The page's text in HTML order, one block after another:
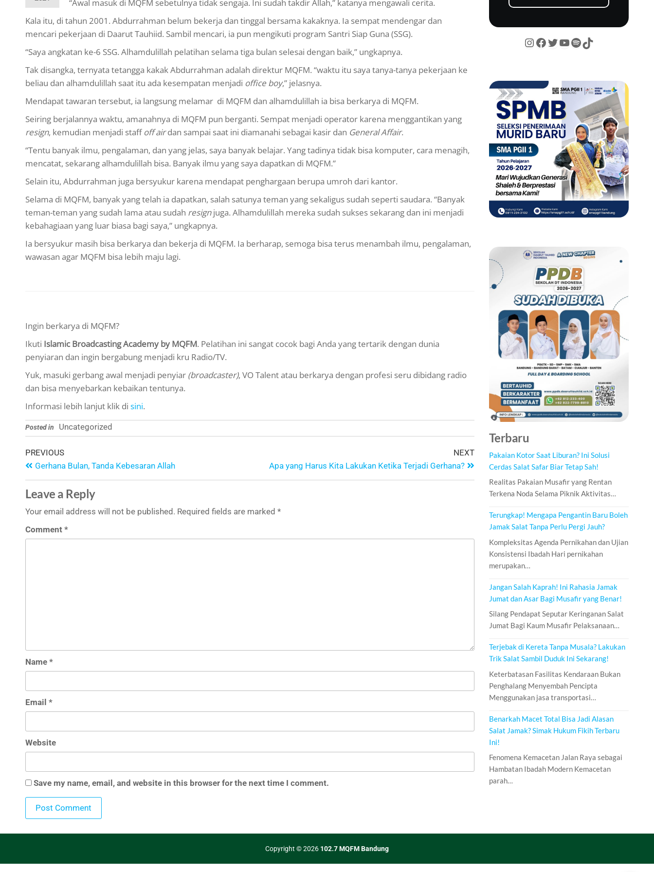
“Awal masuk di MQFM sebetulnya tidak sengaja. Ini sudah takdir Allah,” katanya mengawali cerita.
Kala itu, di tahun 2001. Abdurrahman belum bekerja dan tinggal bersama kakaknya. Ia sempat mendengar dan
mencari pekerjaan di Daarut Tauhiid. Sambil mencari, ia pun mengikuti program Santri Siap Guna (SSG).
“Saya angkatan ke-6 SSG. Alhamdulillah pelatihan selama tiga bulan selesai dengan baik,” ungkapnya.
Tak disangka, ternyata tetangga kakak Abdurrahman adalah direktur MQFM. “waktu itu saya tanya-tanya pekerjaan ke
beliau dan alhamdulillah saat itu ada kesempatan menjadi office boy,” jelasnya.
Mendapat tawaran tersebut, ia langsung melamar di MQFM dan alhamdulillah ia bisa berkarya di MQFM.
Seiring berjalannya waktu, amanahnya di MQFM pun berganti. Sempat menjadi operator karena menggantikan yang
resign, kemudian menjadi staff off airdan sampai saat ini diamanahi sebagai kasir dan General Affair.
“Tentu banyak ilmu, pengalaman, dan yang jelas, saya banyak belajar. Yang tadinya tidak bisa komputer, cara menagih,
mencatat, sekarang alhamdulillah bisa. Banyak ilmu yang saya dapatkan di MQFM.”
Selain itu, Abdurrahman juga bersyukur karena mendapat penghargaan berupa umroh dari kantor.
Selama di MQFM, banyak yang telah ia dapatkan, salah satunya teman yang sekaligus sudah seperti saudara. “Banyak
teman-teman yang sudah lama atau sudah resignjuga. Alhamdulillah mereka sudah sukses sekarang dan ini menjadi
kebahagiaan yang luar biasa bagi saya,” ungkapnya.
Ia bersyukur masih bisa berkarya dan bekerja di MQFM. Ia berharap, semoga bisa terus menambah ilmu, pengalaman,
wawasan agar MQFM bisa lebih maju lagi.
Ingin berkarya di MQFM?
Ikuti Islamic Broadcasting Academy by MQFM. Pelatihan ini sangat cocok bagi Anda yang tertarik dengan dunia
penyiaran dan ingin bergabung menjadi kru Radio/TV.
Yuk, masuki gerbang awal menjadi penyiar (broadcaster), VO Talent atau berkarya dengan profesi seru dibidang radio
dan bisa menyebarkan kebaikan tentunya.
Informasi lebih lanjut klik di sini.
Posted in Uncategorized
PREVIOUS
Gerhana Bulan, Tanda Kebesaran Allah
NEXT
Apa yang Harus Kita Lakukan Ketika Terjadi Gerhana?
Leave a Reply
Your email address will not be published. Required fields are marked *
Comment *
Name *
Email *
Website
Save my name, email, and website in this browser for the next time I comment.
Terbaru
Pakaian Kotor Saat Liburan? Ini Solusi
Cerdas Salat Safar Biar Tetap Sah!
Realitas Pakaian Musafir yang Rentan
Terkena Noda Selama Piknik Aktivitas…
Terungkap! Mengapa Pengantin Baru Boleh
Jamak Salat Tanpa Perlu Pergi Jauh?
Kompleksitas Agenda Pernikahan dan Ujian
Konsistensi Ibadah Hari pernikahan
merupakan…
Jangan Salah Kaprah! Ini Rahasia Jamak
Jumat dan Asar Bagi Musafir yang Benar!
Silang Pendapat Seputar Keringanan Salat
Jumat Bagi Kaum Musafir Pelaksanaan…
Terjebak di Kereta Tanpa Musala? Lakukan
Trik Salat Sambil Duduk Ini Sekarang!
Keterbatasan Fasilitas Kendaraan Bukan
Penghalang Menyembah Pencipta
Menggunakan jasa transportasi…
Benarkah Macet Total Bisa Jadi Alasan
Salat Jamak? Simak Hukum Fikih Terbaru
Ini!
Fenomena Kemacetan Jalan Raya sebagai
Hambatan Ibadah Modern Kemacetan
parah…
Copyright © 2026 102.7 MQFM Bandung